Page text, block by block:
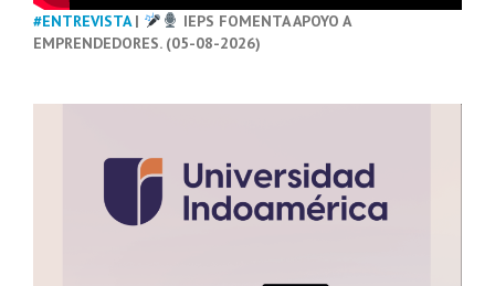
#ENTREVISTA|
IEPS FOMENTA APOYO A
EMPRENDEDORES. (05-08-2026)